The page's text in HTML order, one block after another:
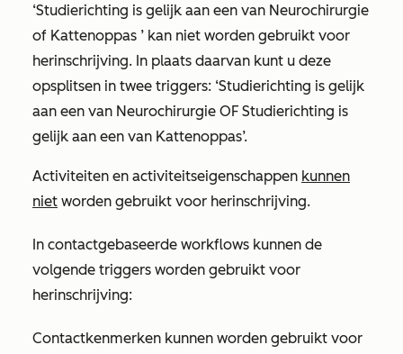
‘Studierichting is gelijk aan een van Neurochirurgie
of Kattenoppas ’ kan niet worden gebruikt voor
herinschrijving. In plaats daarvan kunt u deze
opsplitsen in twee triggers: ‘Studierichting is gelijk
aan een van Neurochirurgie OF Studierichting is
gelijk aan een van Kattenoppas’.
Activiteiten en activiteitseigenschappen kunnen
niet worden gebruikt voor herinschrijving.
In contactgebaseerde workflows kunnen de
volgende triggers worden gebruikt voor
herinschrijving:
Contactkenmerken kunnen worden gebruikt voor